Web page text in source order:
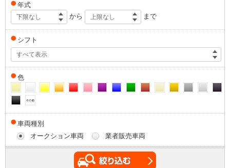
年式
下限なし から 上限なし まで
シフト
すべて表示
色
車両種別
オークション車両
業者販売車両